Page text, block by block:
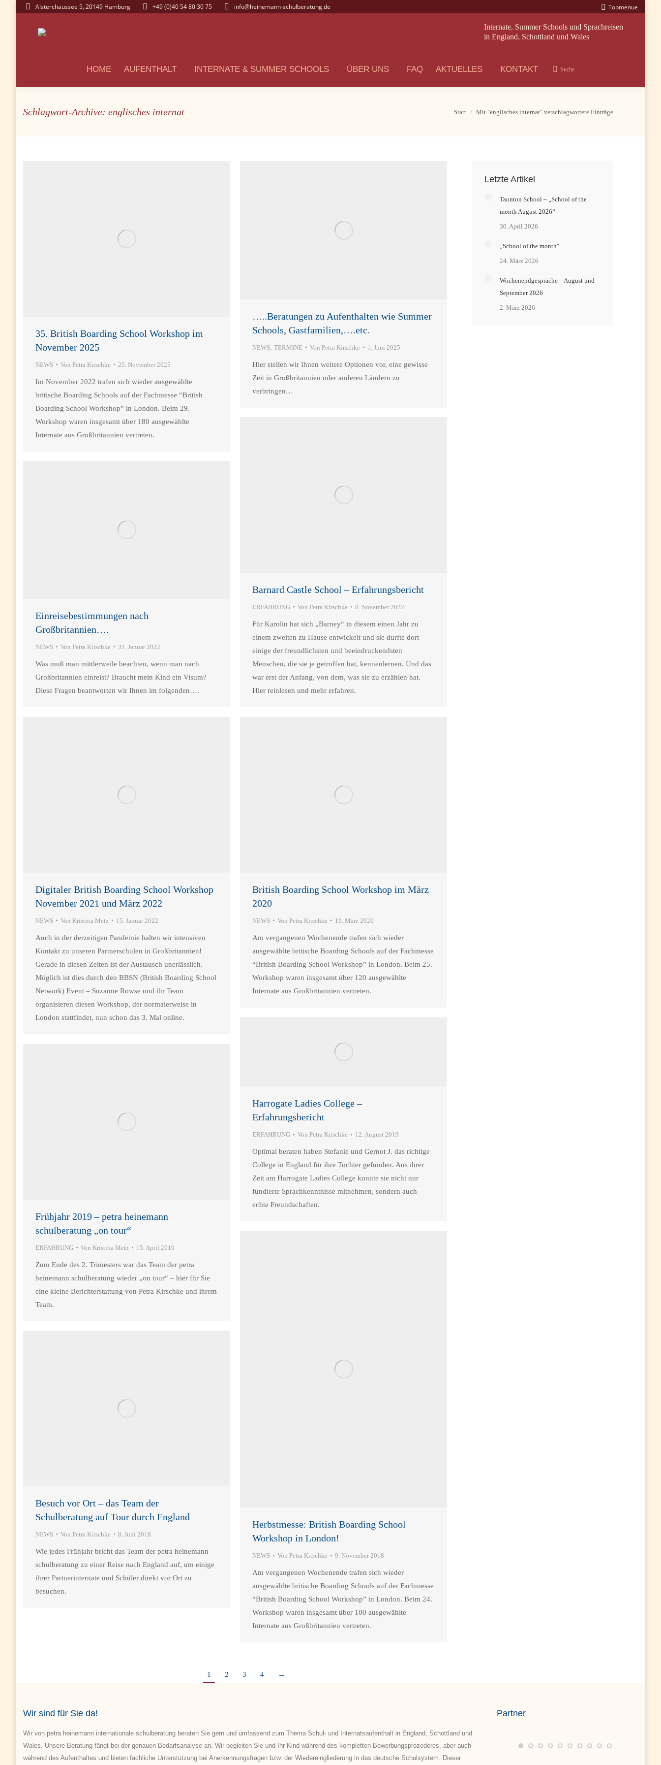
Alsterchaussee 5, 20149 Hamburg +49 (0)40 54 80 30 75 info@heinemann-schulberatung.de Topmenue
Internate, Summer Schools und Sprachreisen
in England, Schottland und Wales
HOME AUFENTHALT INTERNATE & SUMMER SCHOOLS ÜBER UNS FAQ AKTUELLES KONTAKT Search:
Suche
Schlagwort-Archive: englisches internat
Sie befinden sich hier: Start Mit "englisches internat" verschlagwortete Einträge
35. British Boarding School Workshop im
November 2025
NEWS Von Petra Kirschke 25. November 2025
Im November 2022 trafen sich wieder ausgewählte
britische Boarding Schools auf der Fachmesse “British
Boarding School Workshop” in London. Beim 29.
Workshop waren insgesamt über 180 ausgewählte
Internate aus Großbritannien vertreten.
…..Beratungen zu Aufenthalten wie Summer
Schools, Gastfamilien,….etc.
NEWS TERMINE Von Petra Kirschke 1. Juni 2025
Hier stellen wir Ihnen weitere Optionen vor, eine gewisse
Zeit in Großbritannien oder anderen Ländern zu
verbringen…
Barnard Castle School – Erfahrungsbericht
ERFAHRUNG Von Petra Kirschke 8. November 2022
Für Karolin hat sich „Barney“ in diesem einen Jahr zu
einem zweiten zu Hause entwickelt und sie durfte dort
einige der freundlichsten und beeindruckendsten
Menschen, die sie je getroffen hat, kennenlernen. Und das
war erst der Anfang, von dem, was sie zu erzählen hat.
Hier reinlesen und mehr erfahren.
Einreisebestimmungen nach
Großbritannien….
NEWS Von Petra Kirschke 31. Januar 2022
Was muß man mittlerweile beachten, wenn man nach
Großbritannien einreist? Braucht mein Kind ein Visum?
Diese Fragen beantworten wir Ihnen im folgenden….
Digitaler British Boarding School Workshop
November 2021 und März 2022
NEWS Von Kristina Metz 15. Januar 2022
Auch in der derzeitigen Pandemie halten wir intensiven
Kontakt zu unseren Partnerschulen in Großbritannien!
Gerade in diesen Zeiten ist der Austausch unerlässlich.
Möglich ist dies durch den BBSN (British Boarding School
Network) Event – Suzanne Rowse und ihr Team
organisieren diesen Workshop, der normalerweise in
London stattfindet, nun schon das 3. Mal online.
British Boarding School Workshop im März
2020
NEWS Von Petra Kirschke 19. März 2020
Am vergangenen Wochenende trafen sich wieder
ausgewählte britische Boarding Schools auf der Fachmesse
“British Boarding School Workshop” in London. Beim 25.
Workshop waren insgesamt über 120 ausgewählte
Internate aus Großbritannien vertreten.
Harrogate Ladies College –
Erfahrungsbericht
ERFAHRUNG Von Petra Kirschke 12. August 2019
Optimal beraten haben Stefanie und Gernot J. das richtige
College in England für ihre Tochter gefunden. Aus ihrer
Zeit am Harrogate Ladies College konnte sie nicht nur
fundierte Sprachkenntnisse mitnehmen, sondern auch
echte Freundschaften.
Frühjahr 2019 – petra heinemann
schulberatung „on tour“
ERFAHRUNG Von Kristina Metz 15. April 2019
Zum Ende des 2. Trimesters war das Team der petra
heinemann schulberatung wieder „on tour“ – hier für Sie
eine kleine Berichterstattung von Petra Kirschke und ihrem
Team.
Herbstmesse: British Boarding School
Workshop in London!
NEWS Von Petra Kirschke 9. November 2018
Am vergangenen Wochenende trafen sich wieder
ausgewählte britische Boarding Schools auf der Fachmesse
“British Boarding School Workshop” in London. Beim 24.
Workshop waren insgesamt über 100 ausgewählte
Internate aus Großbritannien vertreten.
Besuch vor Ort – das Team der
Schulberatung auf Tour durch England
NEWS Von Petra Kirschke 8. Juni 2018
Wie jedes Frühjahr bricht das Team der petra heinemann
schulberatung zu einer Reise nach England auf, um einige
ihrer Partnerinternate und Schüler direkt vor Ort zu
besuchen.
1 2 3 4 →
Letzte Artikel
Taunton School – „School of the
month August 2026“
30. April 2026
„School of the month“
24. März 2026
Wochenendgespräche – August und
September 2026
2. März 2026
Wir sind für Sie da!
Wir von petra heinemann internationale schulberatung beraten Sie gern und umfassend zum Thema Schul- und Internatsaufenthalt in England, Schottland und
Wales. Unsere Beratung fängt bei der genauen Bedarfsanalyse an. Wir begleiten Sie und Ihr Kind während des kompletten Bewerbungsprozederes, aber auch
während des Aufenthaltes und bieten fachliche Unterstützung bei Anerkennungsfragen bzw. der Wiedereingliederung in das deutsche Schulsystem. Dieser
Partner